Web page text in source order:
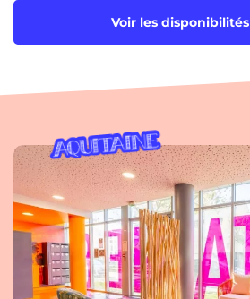
Voir les disponibilités